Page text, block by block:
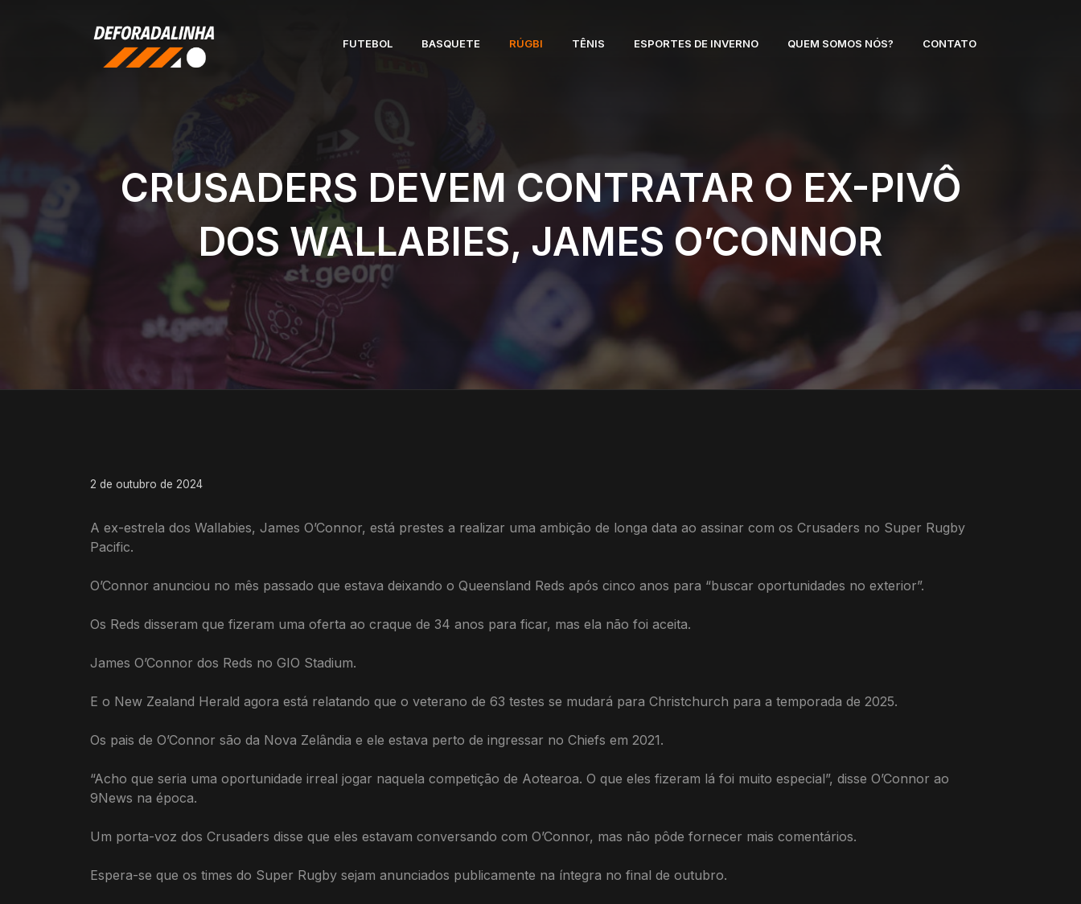
FUTEBOL BASQUETE RÚGBI TÊNIS ESPORTES DE INVERNO QUEM SOMOS NÓS? CONTATO
CRUSADERS DEVEM CONTRATAR O EX-PIVÔ
DOS WALLABIES, JAMES O’CONNOR
2 de outubro de 2024
A ex-estrela dos Wallabies, James O’Connor, está prestes a realizar uma ambição de longa data ao assinar com os Crusaders no Super Rugby
Pacific.
O’Connor anunciou no mês passado que estava deixando o Queensland Reds após cinco anos para “buscar oportunidades no exterior”.
Os Reds disseram que fizeram uma oferta ao craque de 34 anos para ficar, mas ela não foi aceita.
James O’Connor dos Reds no GIO Stadium.
E o New Zealand Herald agora está relatando que o veterano de 63 testes se mudará para Christchurch para a temporada de 2025.
Os pais de O’Connor são da Nova Zelândia e ele estava perto de ingressar no Chiefs em 2021.
“Acho que seria uma oportunidade irreal jogar naquela competição de Aotearoa. O que eles fizeram lá foi muito especial”, disse O’Connor ao
9News na época.
Um porta-voz dos Crusaders disse que eles estavam conversando com O’Connor, mas não pôde fornecer mais comentários.
Espera-se que os times do Super Rugby sejam anunciados publicamente na íntegra no final de outubro.